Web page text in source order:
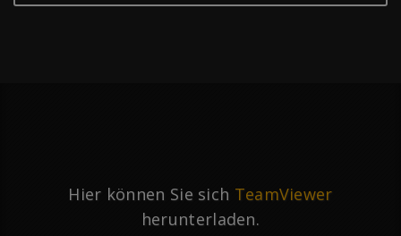
Hier können Sie sich TeamViewer
herunterladen.